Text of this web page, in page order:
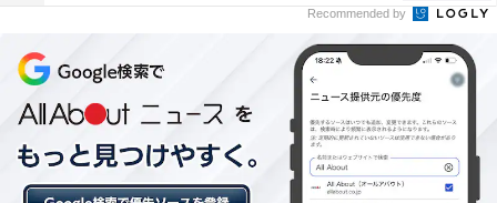
Recommended by